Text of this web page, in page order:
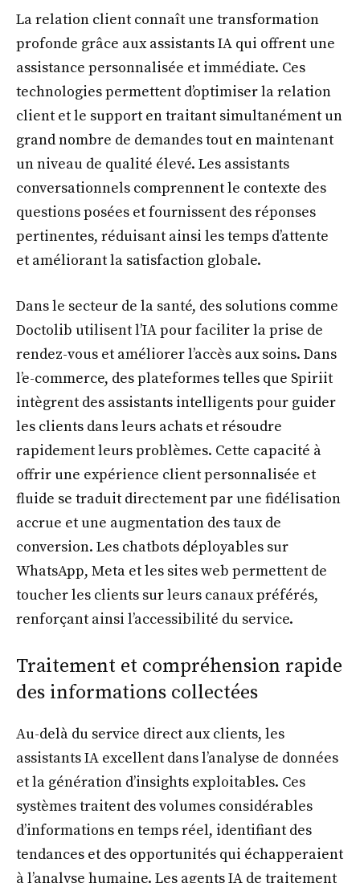
La relation client connaît une transformation
profonde grâce aux assistants IA qui offrent une
assistance personnalisée et immédiate. Ces
technologies permettent d’optimiser la relation
client et le support en traitant simultanément un
grand nombre de demandes tout en maintenant
un niveau de qualité élevé. Les assistants
conversationnels comprennent le contexte des
questions posées et fournissent des réponses
pertinentes, réduisant ainsi les temps d’attente
et améliorant la satisfaction globale.
Dans le secteur de la santé, des solutions comme
Doctolib utilisent l’IA pour faciliter la prise de
rendez-vous et améliorer l’accès aux soins. Dans
l’e-commerce, des plateformes telles que Spiriit
intègrent des assistants intelligents pour guider
les clients dans leurs achats et résoudre
rapidement leurs problèmes. Cette capacité à
offrir une expérience client personnalisée et
fluide se traduit directement par une fidélisation
accrue et une augmentation des taux de
conversion. Les chatbots déployables sur
WhatsApp, Meta et les sites web permettent de
toucher les clients sur leurs canaux préférés,
renforçant ainsi l’accessibilité du service.
Traitement et compréhension rapide
des informations collectées
Au-delà du service direct aux clients, les
assistants IA excellent dans l’analyse de données
et la génération d’insights exploitables. Ces
systèmes traitent des volumes considérables
d’informations en temps réel, identifiant des
tendances et des opportunités qui échapperaient
à l’analyse humaine. Les agents IA de traitement